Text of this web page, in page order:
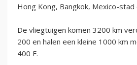
Hong Kong, Bangkok, Mexico-stad
De vliegtuigen komen 3200 km
200 en halen een kleine 1000 km
400 F.